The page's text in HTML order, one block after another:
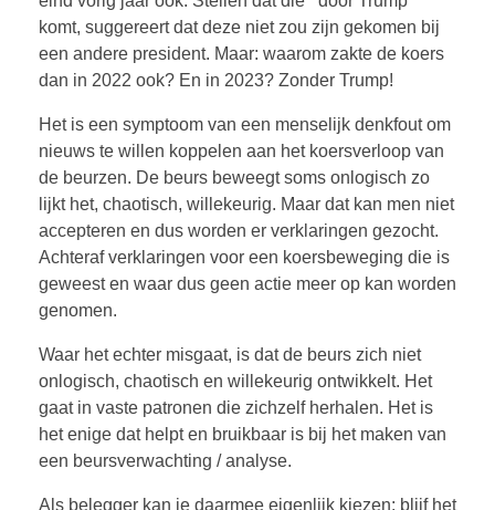
komt, suggereert dat deze niet zou zijn gekomen bij
een andere president. Maar: waarom zakte de koers
dan in 2022 ook? En in 2023? Zonder Trump!
Het is een symptoom van een menselijk denkfout om
nieuws te willen koppelen aan het koersverloop van
de beurzen. De beurs beweegt soms onlogisch zo
lijkt het, chaotisch, willekeurig. Maar dat kan men niet
accepteren en dus worden er verklaringen gezocht.
Achteraf verklaringen voor een koersbeweging die is
geweest en waar dus geen actie meer op kan worden
genomen.
Waar het echter misgaat, is dat de beurs zich niet
onlogisch, chaotisch en willekeurig ontwikkelt. Het
gaat in vaste patronen die zichzelf herhalen. Het is
het enige dat helpt en bruikbaar is bij het maken van
een beursverwachting / analyse.
Als belegger kan je daarmee eigenlijk kiezen: blijf het